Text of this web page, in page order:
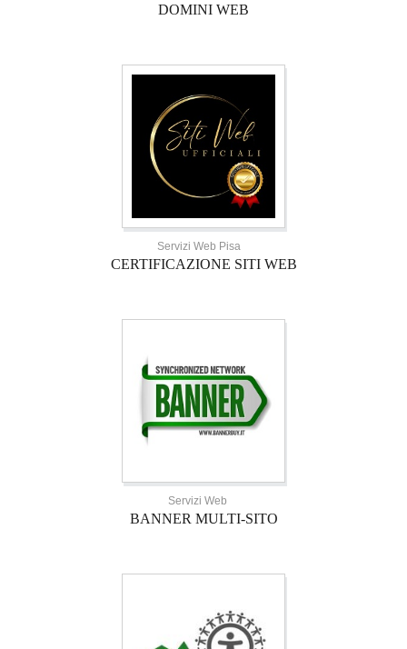
DOMINI WEB
Servizi Web Pisa
CERTIFICAZIONE SITI WEB
Servizi Web
BANNER MULTI-SITO